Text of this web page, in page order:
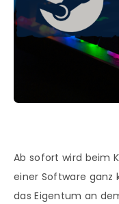
Ab sofort wird beim
einer Software ganz
das Eigentum an